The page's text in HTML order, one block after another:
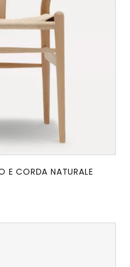
E CORDA NATURALE